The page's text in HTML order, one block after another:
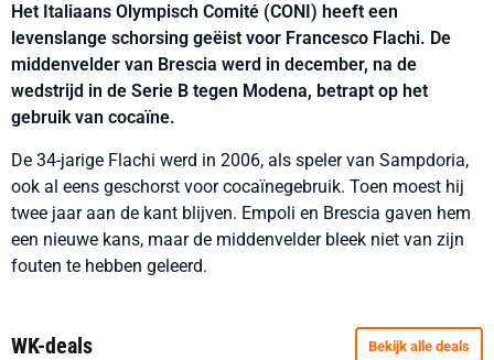
Het Italiaans Olympisch Comité (CONI) heeft een
levenslange schorsing geëist voor Francesco Flachi. De
middenvelder van Brescia werd in december, na de
wedstrijd in de Serie B tegen Modena, betrapt op het
gebruik van cocaïne.
De 34-jarige Flachi werd in 2006, als speler van Sampdoria,
ook al eens geschorst voor cocaïnegebruik. Toen moest hij
twee jaar aan de kant blijven. Empoli en Brescia gaven hem
een nieuwe kans, maar de middenvelder bleek niet van zijn
fouten te hebben geleerd.
WK-deals Bekijk alle deals